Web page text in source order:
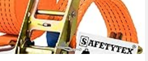
ÖSENHAKEN
|
WETTERFESTES
DRAHTSEIL